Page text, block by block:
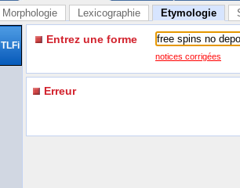
Morphologie Lexicographie Etymologie
TLFi Entrez une forme
notices corrigées
Erreur